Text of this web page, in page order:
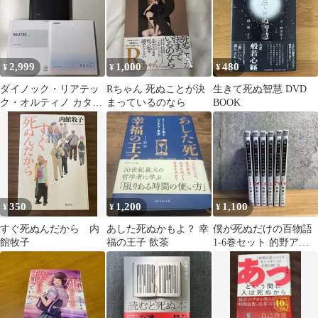
¥2,999
ダイノック・リアテッ
ク・オルティノ カタロ
グ 3冊セット
¥ 1,000
Rちゃん 死ぬことが決
まっているのなら
¥480
生きて死ぬ智慧 DVD
BOOK
¥350
すぐ死ぬんだから 内
館牧子
¥1,200
あした死ぬかもよ？ 幸
福の王子 飲茶
¥ 1,100
僕が死ぬだけの百物語
1-6巻セット 的野アン